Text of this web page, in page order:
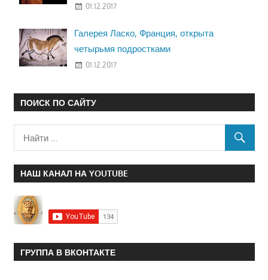
01.12.2017
Галерея Ласко, Франция, открыта
четырьмя подростками
01.12.2017
ПОИСК ПО САЙТУ
НАШ КАНАЛ НА YOUTUBE
ГРУППА В ВКОНТАКТЕ